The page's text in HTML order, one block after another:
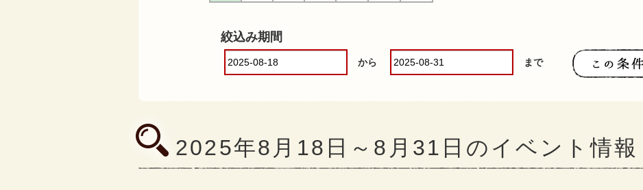
絞込み期間
から まで
2025年8月18日～8月31日のイベント情報